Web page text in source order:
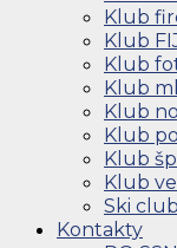
Klub
Klub
Klub
Klub
Klub
Klub
Klub
Klub
Ski club
Kontakty